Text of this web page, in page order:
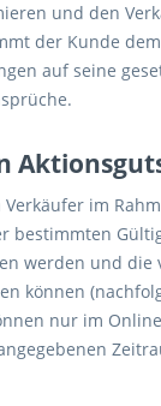
und den
der Kunde
auf seine
im
bestimmten
werden und die
können
nur im